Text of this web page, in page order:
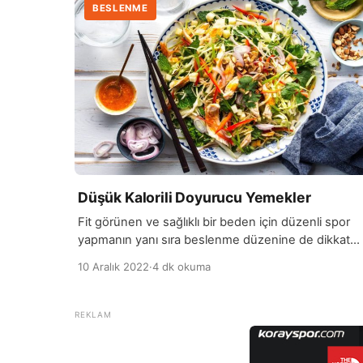
BESLENME
Düşük Kalorili Doyurucu Yemekler
Fit görünen ve sağlıklı bir beden için düzenli spor
yapmanın yanı sıra beslenme düzenine de dikkat
yiyecekleri tercih etmek hem fazla kilo almanızı
sahip olmanızı sağlayacaktır. Lif bakımından zengin
besinlerin, daha uzun süre tok tutmaya yardımcı
10 Aralık 2022·4 dk okuma